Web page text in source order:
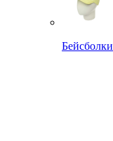
Бейсболки